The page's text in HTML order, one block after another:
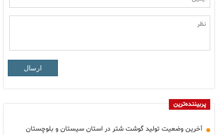
ارسال
پربیننده‌ترین
آخرین وضعیت تولید گوشت شتر در استان سیستان و بلوچستان